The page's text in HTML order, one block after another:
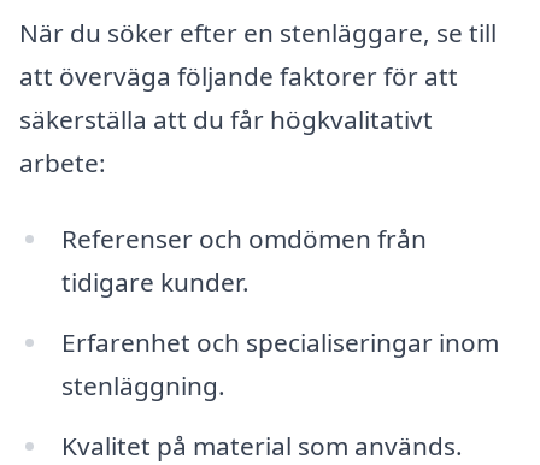
När du söker efter en stenläggare, se till
att överväga följande faktorer för att
säkerställa att du får högkvalitativt
arbete:
Referenser och omdömen från
tidigare kunder.
Erfarenhet och specialiseringar inom
stenläggning.
Kvalitet på material som används.